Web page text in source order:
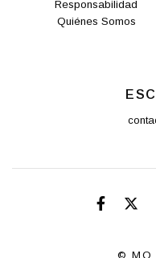
Responsabilidad
Quiénes Somos
© MO